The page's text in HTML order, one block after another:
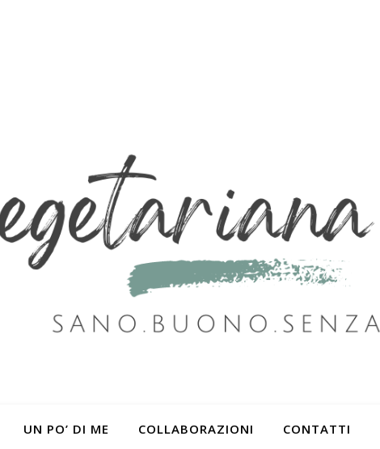
UN PO’ DI ME COLLABORAZIONI CONTATTI